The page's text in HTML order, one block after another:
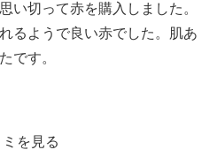
い切って赤を購入しました。
るようで良い赤でした。肌あ
です。
を見る